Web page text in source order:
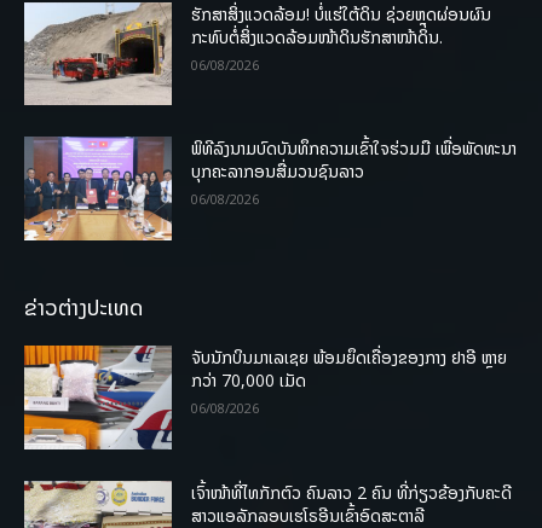
ຮັກສາສິ່ງແວດລ້ອມ! ບໍ່ແຮ່ໃຕ້ດິນ ຊ່ວຍຫຼຸດຜ່ອນຜົນ
ກະທົບຕໍ່ສິ່ງແວດລ້ອມໜ້າດິນຮັກສາໜ້າດິນ.
06/08/2026
ພິທີລົງນາມບົດບັນທຶກຄວາມເຂົ້າໃຈຮ່ວມມື ເພື່ອພັດທະນາ
ບຸກຄະລາກອນສື່ມວນຊົນລາວ
06/08/2026
ຂ່າວຕ່າງປະເທດ
ຈັບນັກບິນມາເລເຊຍ ພ້ອມຍຶດເຄື່ອງຂອງກາງ ຢາອີ ຫຼາຍ
ກວ່າ 70,000 ເມັດ
06/08/2026
ເຈົ້າໜ້າທີ່ໄທກັກຕົວ ຄົນລາວ 2 ຄົນ ທີ່ກ່ຽວຂ້ອງກັບຄະດີ
ສາວແອລັກລອບເຮໂຣອີນເຂົ້າອົດສະຕາລີ